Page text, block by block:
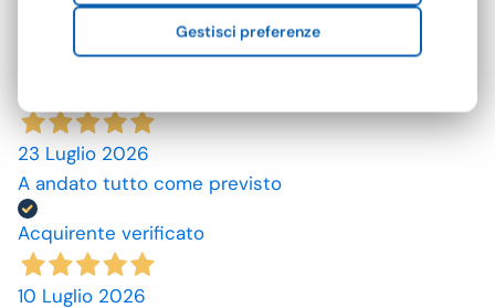
Le nostre recensioni a 4 e 5 stelle.
Clicca qui per leggerle tutte >
23 Luglio 2026
A andato tutto come previsto
Acquirente verificato
10 Luglio 2026
Gestisci preferenze